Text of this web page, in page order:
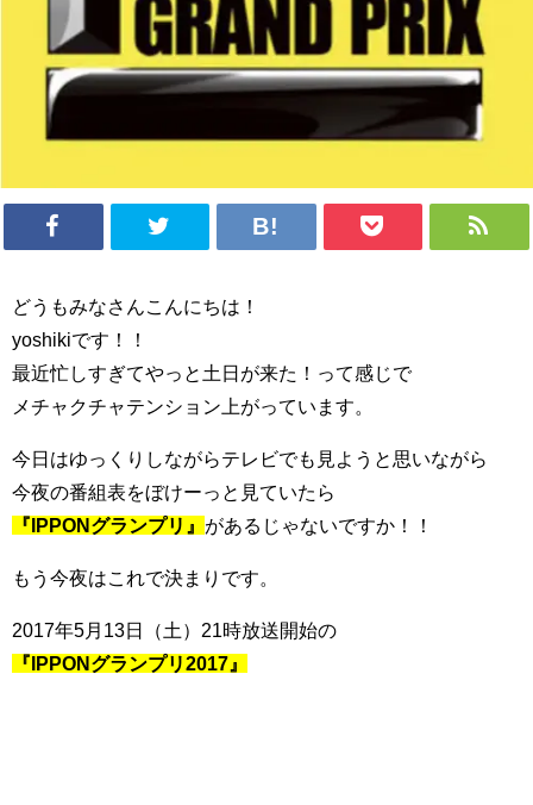
どうもみなさんこんにちは！
yoshikiです！！
最近忙しすぎてやっと土日が来た！って感じで
メチャクチャテンション上がっています。
今日はゆっくりしながらテレビでも見ようと思いながら
今夜の番組表をぼけーっと見ていたら
『IPPONグランプリ』 があるじゃないですか！！
もう今夜はこれで決まりです。
2017年5月13日（土）21時放送開始の
『IPPONグランプリ2017』